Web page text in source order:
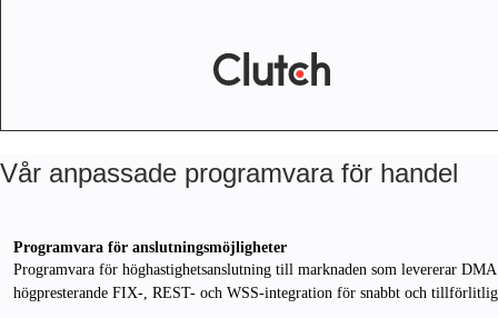
Vår anpassade programvara för handel
Programvara för anslutningsmöjligheter
Programvara för höghastighetsanslutning till marknaden som levererar
högpresterande FIX-, REST- och WSS-integration för snabbt och